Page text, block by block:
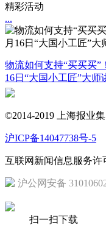
精彩活动
...
物流如何支持“买买买”
16日“大国小工匠”大
©2014-2019 上海报业
沪ICP备14047738号-5
互联网新闻信息服务许
沪公网安备
扫一扫下载